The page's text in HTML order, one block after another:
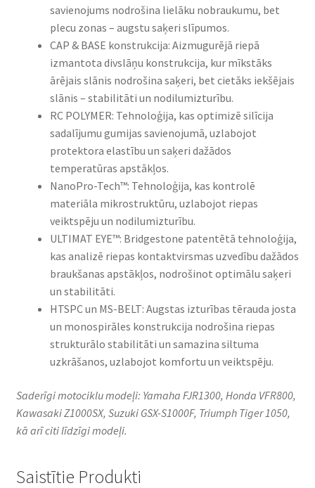
savienojums nodrošina lielāku nobraukumu, bet
plecu zonas – augstu saķeri slīpumos.​
CAP & BASE konstrukcija: Aizmugurējā riepā
izmantota divslāņu konstrukcija, kur mīkstāks
ārējais slānis nodrošina saķeri, bet cietāks iekšējais
slānis – stabilitāti un nodilumizturību.​
RC POLYMER: Tehnoloģija, kas optimizē silīcija
sadalījumu gumijas savienojumā, uzlabojot
protektora elastību un saķeri dažādos
temperatūras apstākļos.​
NanoPro-Tech™: Tehnoloģija, kas kontrolē
materiāla mikrostruktūru, uzlabojot riepas
veiktspēju un nodilumizturību.​
ULTIMAT EYE™: Bridgestone patentētā tehnoloģija,
kas analizē riepas kontaktvirsmas uzvedību dažādos
braukšanas apstākļos, nodrošinot optimālu saķeri
un stabilitāti.​
HTSPC un MS-BELT: Augstas izturības tērauda josta
un monospirāles konstrukcija nodrošina riepas
strukturālo stabilitāti un samazina siltuma
uzkrāšanos, uzlabojot komfortu un veiktspēju.​
Saderīgi motociklu modeļi: Yamaha FJR1300, Honda VFR800,
Kawasaki Z1000SX, Suzuki GSX-S1000F, Triumph Tiger 1050,
kā arī citi līdzīgi modeļi.
Saistītie Produkti